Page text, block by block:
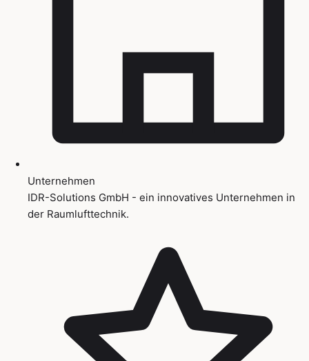
Unternehmen
IDR-Solutions GmbH - ein innovatives Unternehmen in
der Raumlufttechnik.